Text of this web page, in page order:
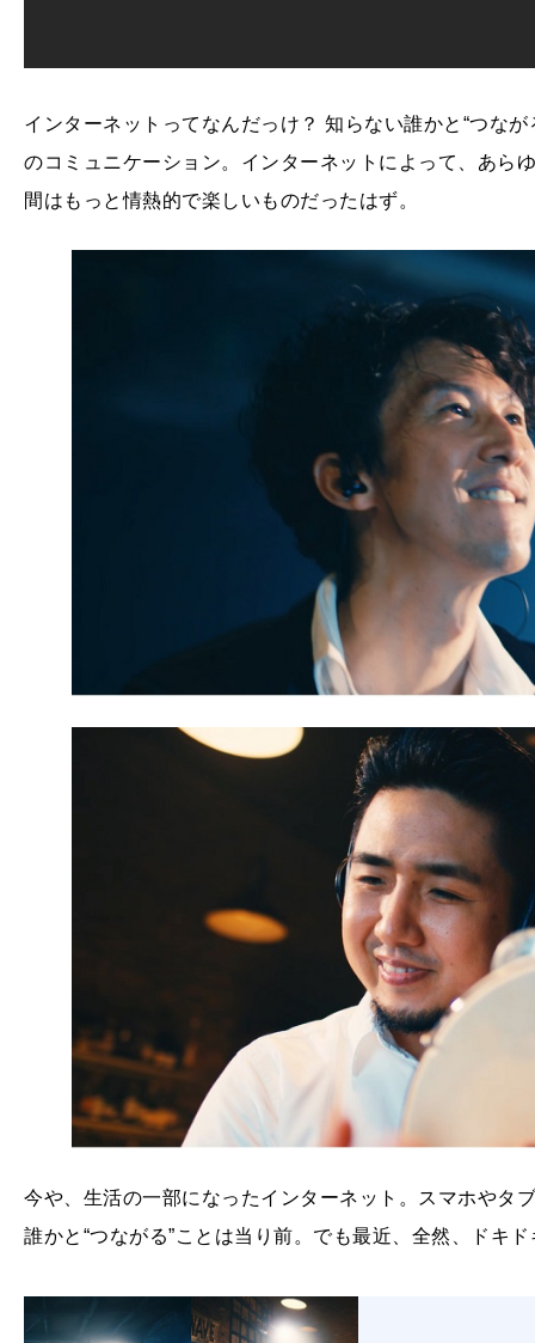
インターネットってなんだっけ？ 知らない誰かと“つな
のコミュニケーション。インターネットによって、あら
間はもっと情熱的で楽しいものだったはず。
今や、生活の一部になったインターネット。スマホやタ
誰かと“つながる”ことは当り前。でも最近、全然、ドキ